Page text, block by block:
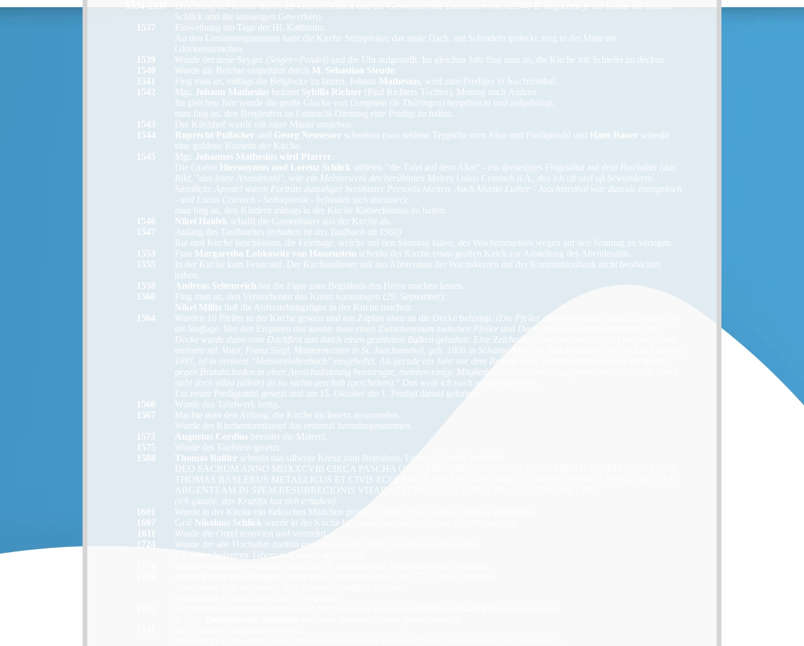
1534-1537
Errichtung der Kirche durch die Grafen Schlick und die Gewerken (die Baukosten von 82.646 fl. beglichen je zur Hälfte die Grafen
Schlick und die anssäsigen Gewerken).
1537
Einweihung am Tage der Hl. Katharina.
An den Umfassungsmauern hatte die Kirche Stützpfeiler, das steile Dach, mit Schindeln gedeckt, trug in der Mitte ein
Glockentürmchen.
1539
Wurde der neue Seyger (Seiger=Pendel) und die Uhr aufgestellt. Im gleichen Jahr fing man an, die Kirche mit Schiefer zu decken.
1540
Wurde die Beichte eingeführt durch M. Sebastian Steude
1541
Fing man an, mittags die Betglocke zu läuten. Johann Mathesius, wird zum Prediger in Joachimsthal.
1542
Mgr. Johann Mathesius heiratet Sybilla Richter (Paul Richters Tochter), Montag nach Andrea.
Im gleichen Jahr wurde die große Glocke von Gurgstein (in Thüringen) hergebracht und aufgehängt;
man fing an, den Bergleuten zu Fastnacht-Dienstag eine Predigt zu halten.
1543
Der Kirchhof wurde mit einer Mauer umgeben.
1544
Ruprecht Pullacher und Georg Neusesser schenken zwei seidene Teppiche zum Altar und Predigtstuhl und Hans Bauer schenkt
eine goldene Kassette der Kirche.
1545
Mgr. Johannes Mathesius wird Pfarrer
Die Grafen Hieronymus und Lorenz Schlick stifteten "die Tafel auf dem Altar" - ein dreiteiliges Flügelaltar auf dem Hochalter (das
Bild, "das letzte Abendmahl", war ein Meisterwerk des berühmten Malers Lukas Cranach d.Ä., das ich oft und oft bewunderte.
Sämtliche Apostel waren Porträts damaliger berühmter Persönlichkeiten. Auch Martin Luther - Joachimsthal war damals evangelisch
- und Lucas Cranach - Selbstportät - befanden sich darunter);
man fing an, den Kindern mittags in der Kirche Kathechismus zu halten.
1546
Nikel Haldek schafft die Gassenhauer aus der Kirche ab.
1547
Anfang des Taufbuches (erhalten ist das Taufbuch ab 1560)
Rat und Kirche beschlossen, die Feiertage, welche auf den Samstag fallen, des Wochenmarktes wegen auf den Sonntag zu verlegen.
1553
Frau Margaretha Lobkowitz von Hassenstein schenkt der Kirche einen großen Kelch zur Austeilung des Abendmahls.
1555
In der Kirche kam Feuer auf. Der Kirchendiener soll das Abbrennen der Wachskerzen auf der Kommunionbank nicht beobachtet
haben.
1558
Andreas Seltenreich hat die Figur zum Begräbnis des Herrn machen lassen.
1560
Fing man an, den Verstorbenen das Kreuz vorzutragen (29. September);
Nikel Militz ließ die Auferstehungsfigur in der Kirche machen.
1564
Wurden 10 Pfeiler in der Kirche gesetzt und mit Zapfen oben an die Decke befestigt. (Die Pfeiler dienten nicht als Stütze, sondern nur
als Staffage. Von den Emporen aus konnte man einen Zwischenraum zwischen Pfeiler und Decke und den Zapfen bemerken. Die
Decke wurde dann vom Dachfirst aus durch einen gezähnten Balken gehalten. Eine Zeichnung dieses merkwürdigen Dachstuhls von
meinem sel. Vater, Franz Siegl, Maurermeister in St. Joachimsthal, geb. 1806 in Schönwald bei St. Joachimsthal, gest. in Joachimsthal
1891, ist in meinem "Memorabilienbuch" eingeheftet. Als gerade ein Jahr vor dem Brande mein Vater die Versicherung der Kirche
gegen Brandschaden in einer Ausschußsitzung beantragte, meinten einige Mitglieder: "Dos ist doch nausgeworfenes Gald, die Kerch
sieht doch allaa (allein) do ko nichts geschah (geschehen)." Das weiß ich noch so gut wie heute
Ein neuer Predigtstuhl gesetzt und am 15. Oktober die 1. Predigt darauf gehalten.
1566
Wurde das Tafelwerk fertig.
1567
Machte man den Anfang, die Kirche im Innern auszumalen.
Wurde der Kirchenturmknopf das erstemal heruntergenommen.
1573
Augustus Cordius beendet die Malerei.
1575
Wurde der Taufstein gesetzt.
1588
Thomas Baßler schenkt das silberne Kreuz zum Begräbnis. Es trug folgende Inschrift:
DEO SACRUM ANNO MDXXCVIII CIRCA PASCHA QUOTEMPORE CONCIONES EUNEBRES HABERI COEPERUNT
THOMAS BASLERUS METALLICUS ET CIVIS ECCLESIAE VALLIS JOACHIMICAE CONSECRAVIT HANC CRUCEM
ARGENTEAM IN SPEM RESURRECIONIS VITAE AETERNA FUNERIBUS PRAEFERENDAM 1588.
(ich glaube, das Kruzifix hat sich erhalten)
1601
Wurde in der Kirche ein türkisches Mädchen getauft, welches Hans Ludwig Schlick mitbrachte.
1607
Graf Nikolaus Schlick wurde in dei Kirche begraben. Vermählt mit einer geb. Wartenberg.
1611
Wurde die Orgel renoviert und vermehrt.
1724
Wurde der alte Hochaltar dorthin gesetzt, wo sich später das heilige Grab befand.
Ein neuer holzerner Tabernakel wurde angefertigt.